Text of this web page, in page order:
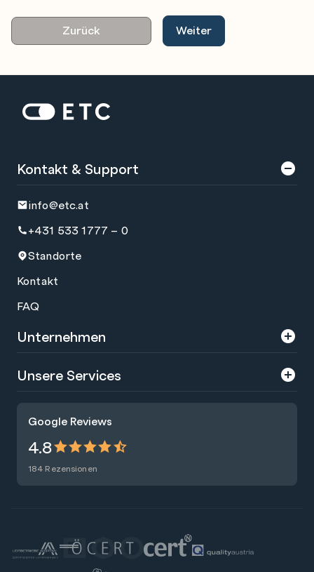
Zurück Weiter
Startseite: ETC
Google Reviews
4.8
184 Rezensionen
Kontakt & Support
info@etc.at
+431 533 1777 – 0
Standorte
Kontakt
FAQ
Unternehmen
Über uns
Presse
Nachhaltigkeit
Blog
Unsere Services
Raummiete